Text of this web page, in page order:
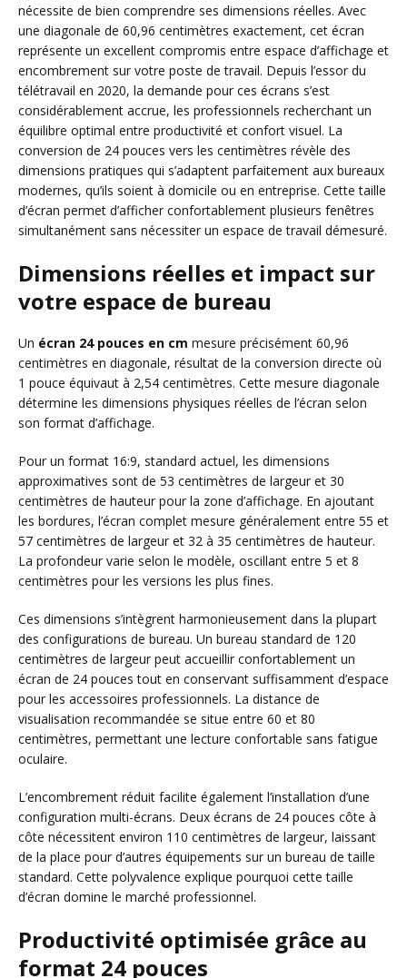
nécessite de bien comprendre ses dimensions réelles. Avec
une diagonale de 60,96 centimètres exactement, cet écran
représente un excellent compromis entre espace d’affichage et
encombrement sur votre poste de travail. Depuis l’essor du
télétravail en 2020, la demande pour ces écrans s’est
considérablement accrue, les professionnels recherchant un
équilibre optimal entre productivité et confort visuel. La
conversion de 24 pouces vers les centimètres révèle des
dimensions pratiques qui s’adaptent parfaitement aux bureaux
modernes, qu’ils soient à domicile ou en entreprise. Cette taille
d’écran permet d’afficher confortablement plusieurs fenêtres
simultanément sans nécessiter un espace de travail démesuré.
Dimensions réelles et impact sur
votre espace de bureau
Un écran 24 pouces en cm mesure précisément 60,96
centimètres en diagonale, résultat de la conversion directe où
1 pouce équivaut à 2,54 centimètres. Cette mesure diagonale
détermine les dimensions physiques réelles de l’écran selon
son format d’affichage.
Pour un format 16:9, standard actuel, les dimensions
approximatives sont de 53 centimètres de largeur et 30
centimètres de hauteur pour la zone d’affichage. En ajoutant
les bordures, l’écran complet mesure généralement entre 55 et
57 centimètres de largeur et 32 à 35 centimètres de hauteur.
La profondeur varie selon le modèle, oscillant entre 5 et 8
centimètres pour les versions les plus fines.
Ces dimensions s’intègrent harmonieusement dans la plupart
des configurations de bureau. Un bureau standard de 120
centimètres de largeur peut accueillir confortablement un
écran de 24 pouces tout en conservant suffisamment d’espace
pour les accessoires professionnels. La distance de
visualisation recommandée se situe entre 60 et 80
centimètres, permettant une lecture confortable sans fatigue
oculaire.
L’encombrement réduit facilite également l’installation d’une
configuration multi-écrans. Deux écrans de 24 pouces côte à
côte nécessitent environ 110 centimètres de largeur, laissant
de la place pour d’autres équipements sur un bureau de taille
standard. Cette polyvalence explique pourquoi cette taille
d’écran domine le marché professionnel.
Productivité optimisée grâce au
format 24 pouces